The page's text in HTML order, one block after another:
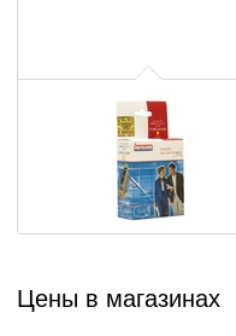
Цены в магазинах